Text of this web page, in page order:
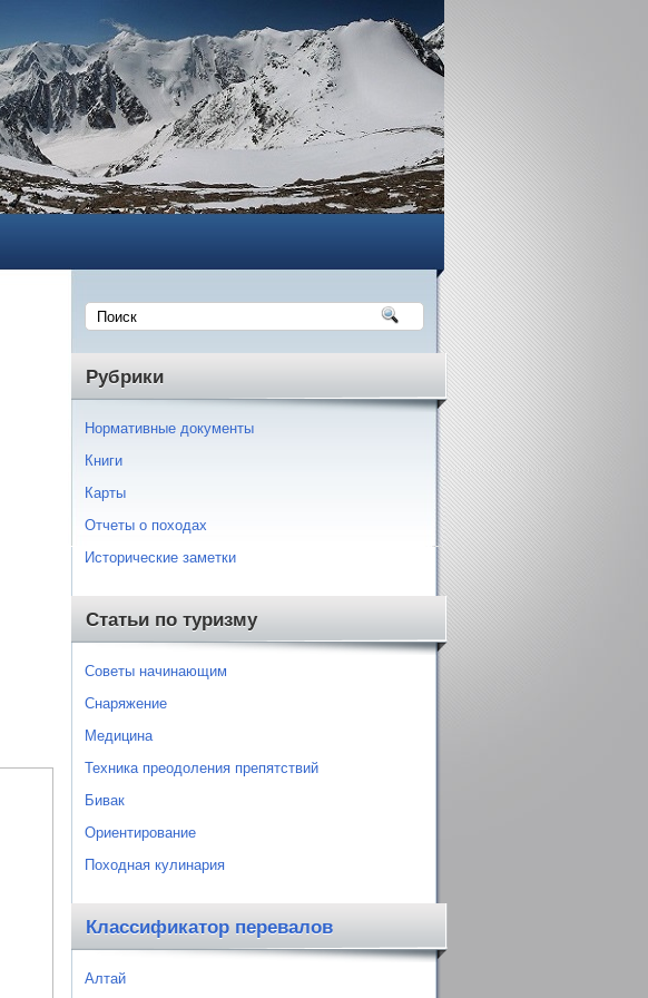
Рубрики
Нормативные документы
Книги
Карты
Отчеты о походах
Исторические заметки
Статьи по туризму
Советы начинающим
Снаряжение
Медицина
Техника преодоления препятствий
Бивак
Ориентирование
Походная кулинария
Классификатор перевалов
Алтай